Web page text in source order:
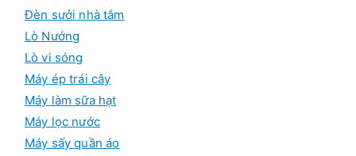
Đèn sưởi nhà tắm
Lò Nướng
Lò vi sóng
Máy ép trái cây
Máy làm sữa hạt
Máy lọc nước
Máy sấy quần áo